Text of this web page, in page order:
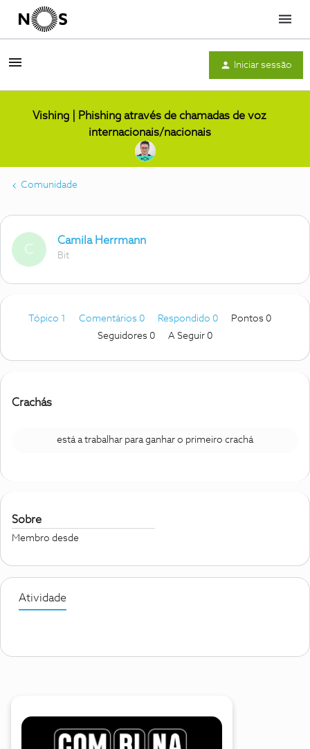
Menu
Iniciar sessão
Vishing | Phishing através de chamadas de voz
internacionais/nacionais
Comunidade
C
Camila Herrmann
Bit
Tópico 1 Comentários 0 Respondido 0
Pontos 0
Seguidores 0 A Seguir 0
Crachás
está a trabalhar para ganhar o primeiro crachá
Sobre
Membro desde
Atividade